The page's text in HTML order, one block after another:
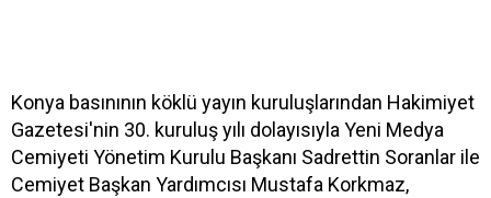
Konya basınının köklü yayın kuruluşlarından Hakimiyet
Gazetesi'nin 30. kuruluş yılı dolayısıyla Yeni Medya
Cemiyeti Yönetim Kurulu Başkanı Sadrettin Soranlar ile
Cemiyet Başkan Yardımcısı Mustafa Korkmaz,